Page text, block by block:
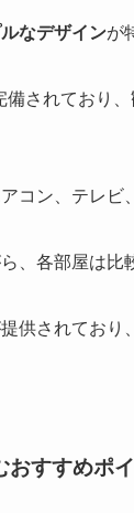
なデザインが
備されており
コン、テレビ
、各部屋は比
供されており
おすすめポ